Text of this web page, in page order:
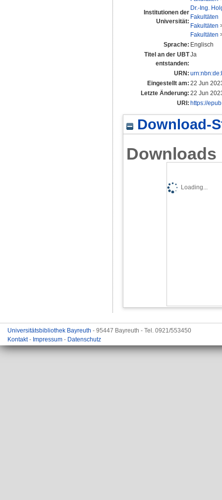
Institutionen der
Universität:
Dr.-Ing.
Fakultäten
Fakultäten
Fakultäten
Sprache: Englisch
Titel an der UBT
entstanden:
Ja
URN:
Eingestellt am: 22 Jun
Letzte Änderung: 22 Jun
URI: https://
Download-
Downloads
Loading...
Universitätsbibliothek Bayreuth - 95447 Bayreuth - Tel. 0921/553450
Kontakt- Impressum - Datenschutz